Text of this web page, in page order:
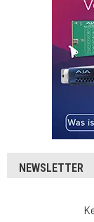
NEWSLETTER